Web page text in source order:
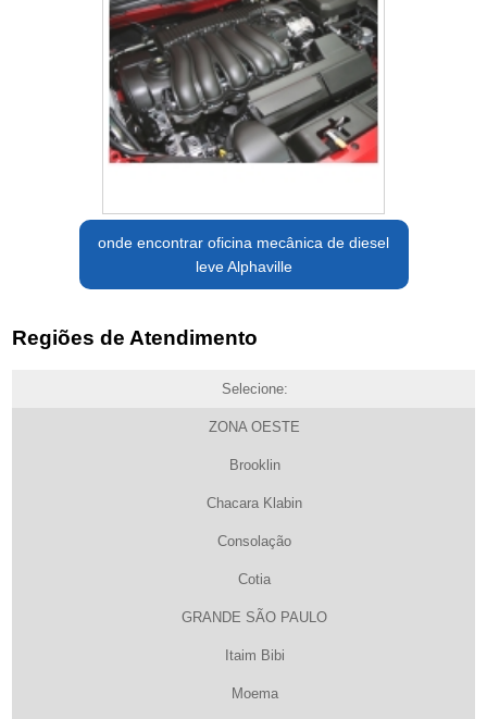
onde encontrar oficina mecânica de diesel
leve Alphaville
Regiões de Atendimento
Selecione:
ZONA OESTE
Brooklin
Chacara Klabin
Consolação
Cotia
GRANDE SÃO PAULO
Itaim Bibi
Moema